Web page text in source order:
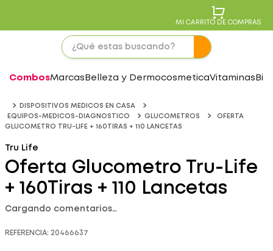
MI CARRITO DE COMPRAS
CombosMarcas Belleza y DermocosmeticaVitaminas
DISPOSITIVOS MEDICOS EN CASA
EQUIPOS-MEDICOS-DIAGNOSTICO
GLUCOMETROS
OFERTA
GLUCOMETRO TRU-LIFE + 160TIRAS + 110 LANCETAS
Tru Life
Oferta Glucometro Tru-Life
+ 160Tiras + 110 Lancetas
Cargando comentarios…
REFERENCIA: 20466637